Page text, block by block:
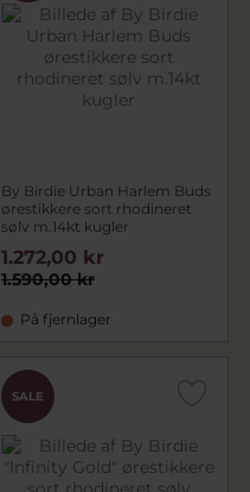
By Birdie Urban Harlem Buds
ørestikkere sort rhodineret
sølv m.14kt kugler
1.590,00 kr
1.272,00 kr
På fjernlager
SALE